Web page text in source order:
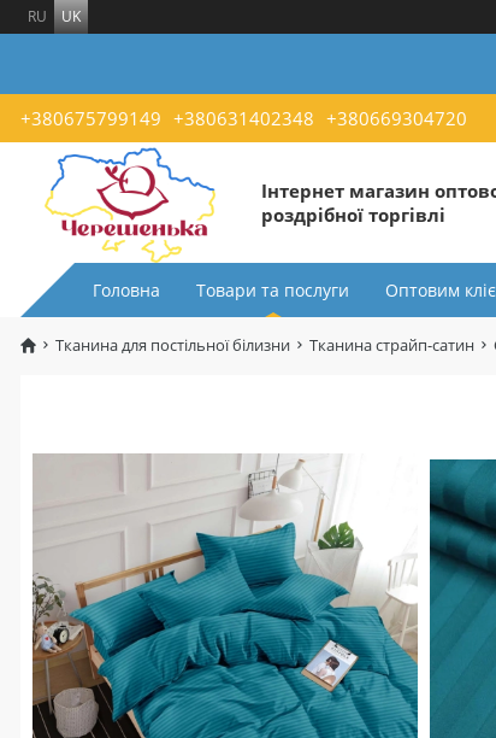
RU UK
+380675799149 +380631402348 +380669304720
Інтернет магазин
роздрібної торгівлі
Головна Товари та послуги Оптовим
Тканина для постільної білизни Тканина страйп-сатин